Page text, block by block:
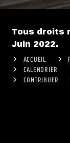
Tous droits
Juin 2022.
ACCUEIL
CALENDRIER
CONTRIBUER